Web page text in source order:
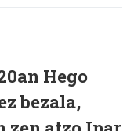
Hego
bezala,